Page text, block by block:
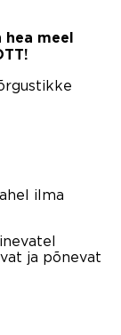
meel
ilma
ja põnevat